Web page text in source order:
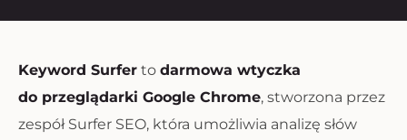
Keyword Surfer to darmowa wtyczka
do przeglądarki Google Chrome, stworzona przez
zespół Surfer SEO, która umożliwia analizę słów